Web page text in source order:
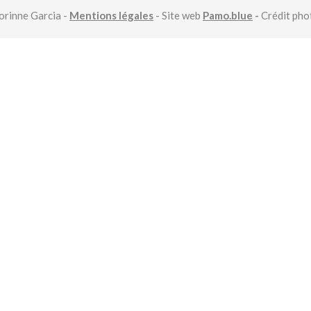
Garcia - Mentions légales - Site web Pamo.blue - Crédit